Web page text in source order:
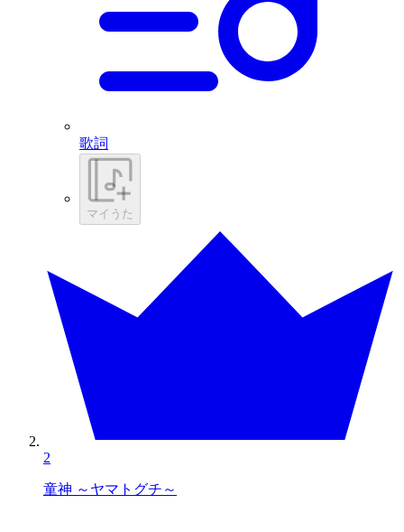
歌詞
マイうた
2
童神 ～ヤマトグチ～